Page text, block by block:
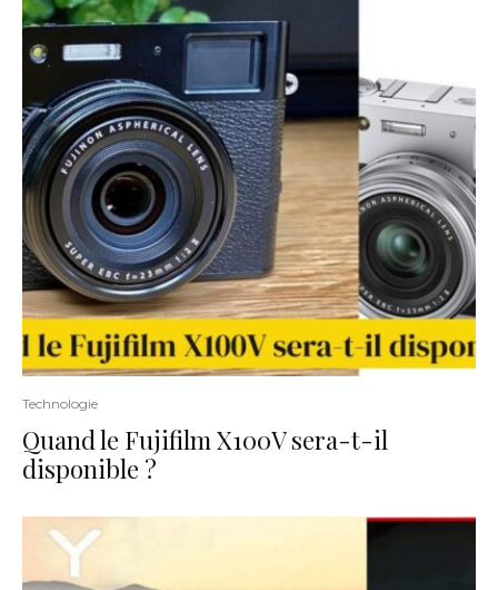
Technologie
Quand le Fujifilm X100V sera-t-il
disponible ?